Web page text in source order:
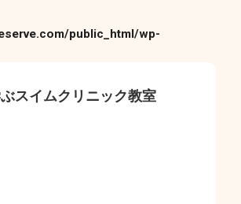
public_html/wp-
スイムクリニック教室